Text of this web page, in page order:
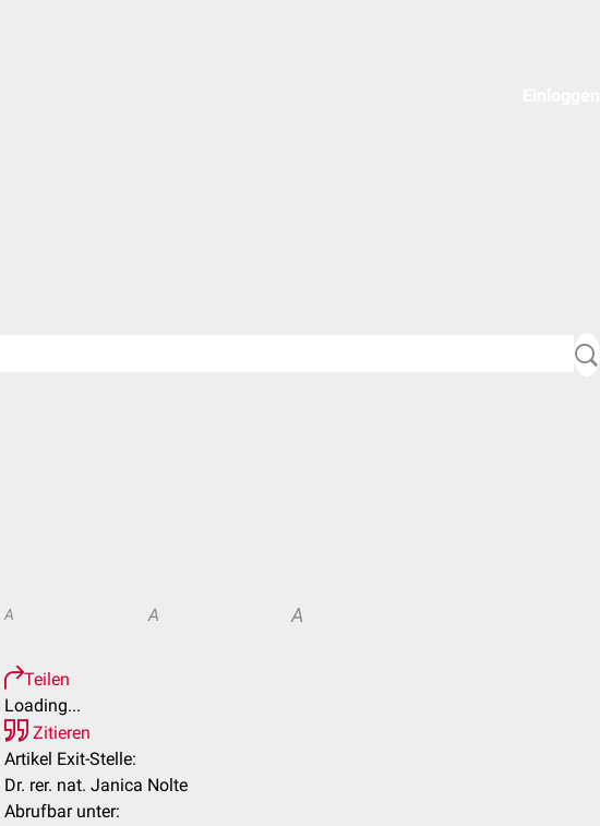
A A A
Teilen
Loading...
Zitieren
Artikel Exit-Stelle:
Dr. rer. nat. Janica Nolte
Abrufbar unter: